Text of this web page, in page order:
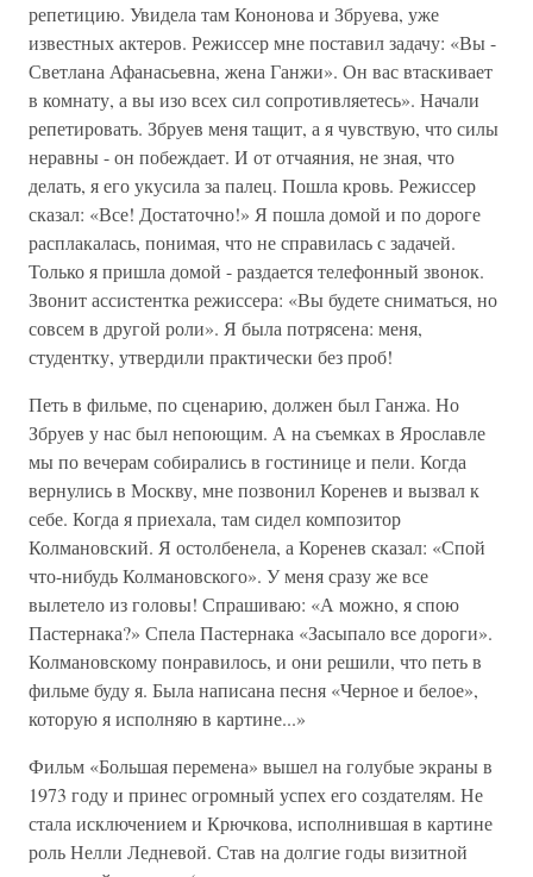
репетицию. Увидела там Кононова и Збруева, уже
известных актеров. Режиссер мне поставил задачу: «Вы -
Светлана Афанасьевна, жена Ганжи». Он вас втаскивает
в комнату, а вы изо всех сил сопротивляетесь». Начали
репетировать. Збруев меня тащит, а я чувствую, что силы
неравны - он побеждает. И от отчаяния, не зная, что
делать, я его укусила за палец. Пошла кровь. Режиссер
сказал: «Все! Достаточно!» Я пошла домой и по дороге
расплакалась, понимая, что не справилась с задачей.
Только я пришла домой - раздается телефонный звонок.
Звонит ассистентка режиссера: «Вы будете сниматься, но
совсем в другой роли». Я была потрясена: меня,
студентку, утвердили практически без проб!
Петь в фильме, по сценарию, должен был Ганжа. Но
Збруев у нас был непоющим. А на съемках в Ярославле
мы по вечерам собирались в гостинице и пели. Когда
вернулись в Москву, мне позвонил Коренев и вызвал к
себе. Когда я приехала, там сидел композитор
Колмановский. Я остолбенела, а Коренев сказал: «Спой
что-нибудь Колмановского». У меня сразу же все
вылетело из головы! Спрашиваю: «А можно, я спою
Пастернака?» Спела Пастернака «Засыпало все дороги».
Колмановскому понравилось, и они решили, что петь в
фильме буду я. Была написана песня «Черное и белое»,
которую я исполняю в картине...»
Фильм «Большая перемена» вышел на голубые экраны в
1973 году и принес огромный успех его создателям. Не
стала исключением и Крючкова, исполнившая в картине
роль Нелли Ледневой. Став на долгие годы визитной